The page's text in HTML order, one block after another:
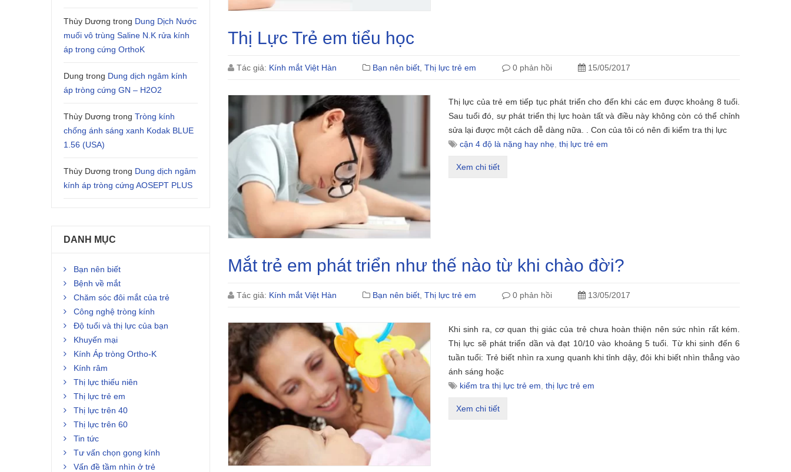
Thị Lực Trẻ em tiểu học
Tác giả: Kính mắt Việt Hàn Bạn nên biết Thị lực trẻ em 0 phản hồi 15/05/2017
Thị lực của trẻ em tiếp tục phát triển cho đến khi các em được khoảng 8 tuổi.
Sau tuổi đó, sự phát triển thị lực hoàn tất và điều này không còn có thể chỉnh
sửa lại được một cách dễ dàng nữa. . Con của tôi có nên đi kiểm tra thị lực
cận 4 độ là nặng hay nhẹ thị lực trẻ em
Xem chi tiết
Mắt trẻ em phát triển như thế nào từ khi chào đời?
Tác giả: Kính mắt Việt Hàn Bạn nên biết Thị lực trẻ em 0 phản hồi 13/05/2017
Khi sinh ra, cơ quan thị giác của trẻ chưa hoàn thiện nên sức nhìn rất kém.
Thị lực sẽ phát triển dần và đạt 10/10 vào khoảng 5 tuổi. Từ khi sinh đến 6
tuần tuổi: Trẻ biết nhìn ra xung quanh khi tỉnh dậy, đôi khi biết nhìn thẳng vào
ánh sáng hoặc
kiểm tra thị lực trẻ em thị lực trẻ em
Xem chi tiết
Thùy Dương trong Dung Dịch Nước
muối vô trùng Saline N.K rửa kính
áp trong cứng OrthoK
Dung trong Dung dịch ngâm kính
áp tròng cứng GN – H2O2
Thùy Dương trong Tròng kính
chống ánh sáng xanh Kodak BLUE
1.56 (USA)
Thùy Dương trong Dung dịch ngâm
kính áp tròng cứng AOSEPT PLUS
DANH MỤC
Bạn nên biết
Bệnh về mắt
Chăm sóc đôi mắt của trẻ
Công nghệ tròng kính
Độ tuổi và thị lực của bạn
Khuyến mại
Kính Áp tròng Ortho-K
Kính râm
Thị lực thiếu niên
Thị lực trẻ em
Thị lực trên 40
Thị lực trên 60
Tin tức
Tư vấn chọn gọng kính
Vấn đề tầm nhìn ở trẻ